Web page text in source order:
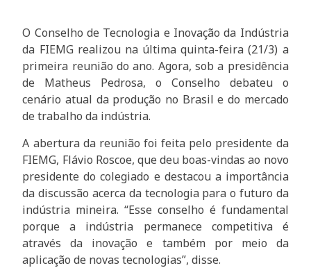
O Conselho de Tecnologia e Inovação da Indústria
da FIEMG realizou na última quinta-feira (21/3) a
primeira reunião do ano. Agora, sob a presidência
de Matheus Pedrosa, o Conselho debateu o
cenário atual da produção no Brasil e do mercado
de trabalho da indústria.
A abertura da reunião foi feita pelo presidente da
FIEMG, Flávio Roscoe, que deu boas-vindas ao novo
presidente do colegiado e destacou a importância
da discussão acerca da tecnologia para o futuro da
indústria mineira. “Esse conselho é fundamental
porque a indústria permanece competitiva é
através da inovação e também por meio da
aplicação de novas tecnologias”, disse.